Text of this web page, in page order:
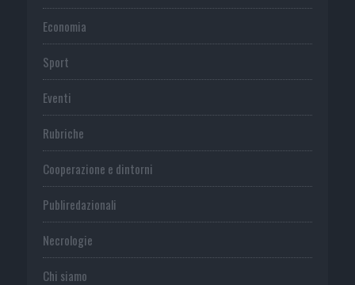
Economia
Sport
Eventi
Rubriche
Cooperazione e dintorni
Publiredazionali
Necrologie
Chi siamo